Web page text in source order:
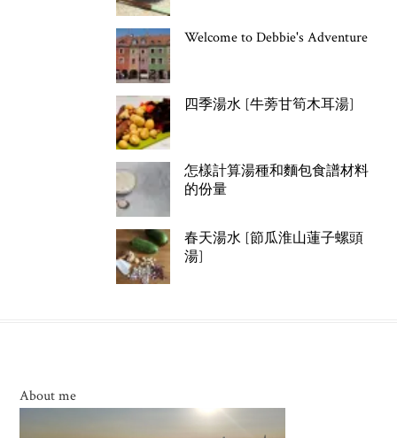
Welcome to Debbie's Adventure
四季湯水 [牛蒡甘筍木耳湯]
怎樣計算湯種和麵包食譜材料
的份量
春天湯水 [節瓜淮山蓮子螺頭
湯]
About me